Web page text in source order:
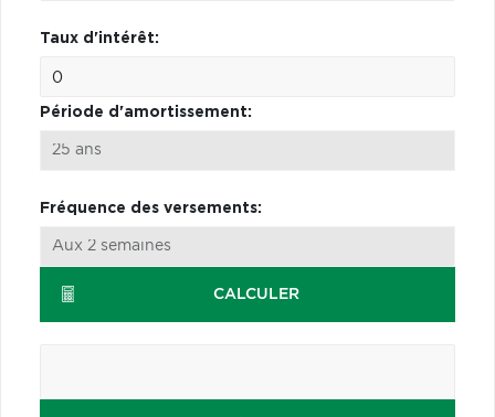
Taux d'intérêt:
Période d'amortissement:
Fréquence des versements:
CALCULER